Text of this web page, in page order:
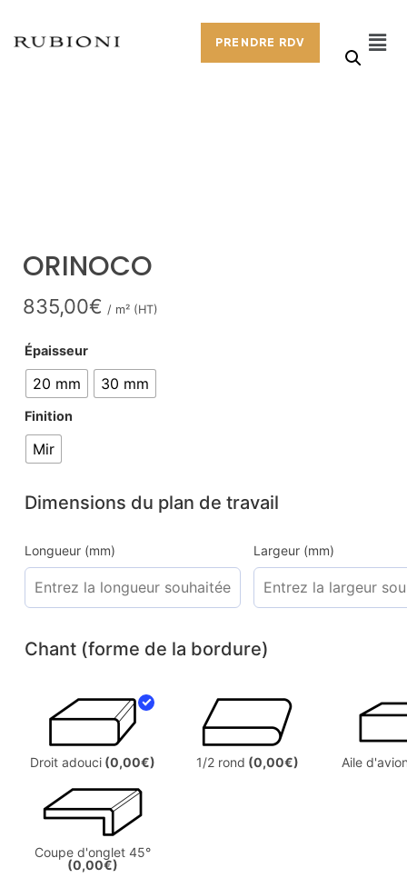
PRENDRE RDV
ORINOCO
835,00€ / m² (HT)
Épaisseur
20 mm 30 mm
Finition
Mir
Dimensions du plan de travail
Longueur (mm) Largeur (mm)
Chant (forme de la bordure)
Droit adouci (0,00€) 1/2 rond (0,00€) Aile
Coupe d'onglet 45°
(0,00€)